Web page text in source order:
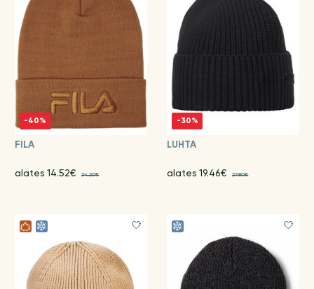
-40%
FILA
alates 14.52€ 24.20€
-30%
LUHTA
alates 19.46€ 27.80€